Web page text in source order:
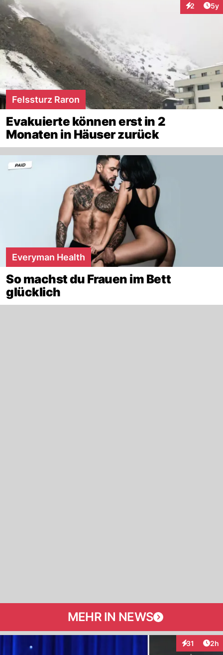
2 5y
Felssturz Raron
Evakuierte können erst in 2
Monaten in Häuser zurück
Everyman Health
So machst du Frauen im Bett
glücklich
MEHR IN NEWS
31
Interaktionen
2h